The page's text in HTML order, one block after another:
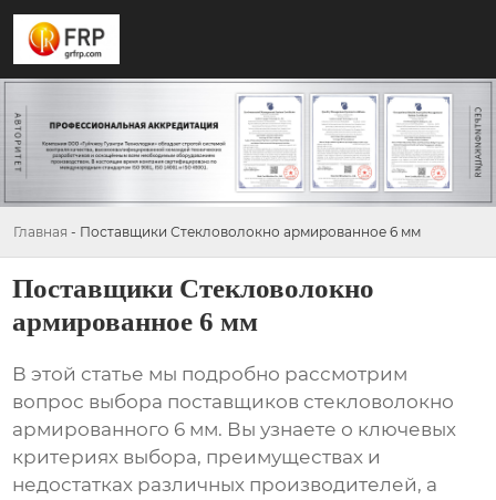
Главная - Поставщики Стекловолокно армированное 6 мм
Поставщики Стекловолокно
армированное 6 мм
В этой статье мы подробно рассмотрим
вопрос выбора поставщиков стекловолокно
армированного 6 мм. Вы узнаете о ключевых
критериях выбора, преимуществах и
недостатках различных производителей, а